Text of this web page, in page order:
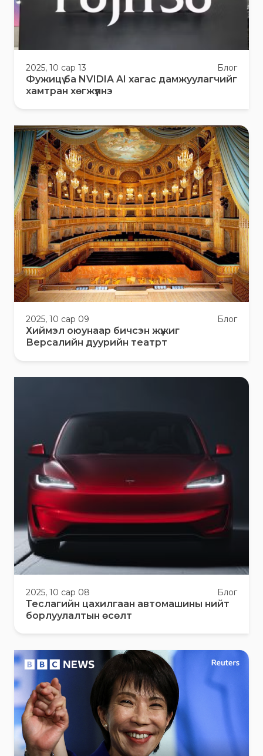
2025, 10 сар 13 Блог
Фужицү ба NVIDIA AI хагас дамжуулагчийг
хамтран хөгжүүлнэ
2025, 10 сар 09 Блог
Хиймэл оюунаар бичсэн жүжиг
Версалийн дуурийн театрт
2025, 10 сар 08 Блог
Теслагийн цахилгаан автомашины нийт
борлуулалтын өсөлт